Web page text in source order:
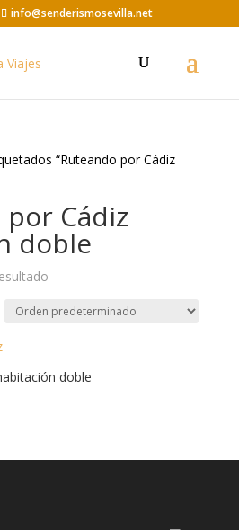
info@senderismosevilla.net
“Ruteando por Cádiz
Cádiz
doble
doble